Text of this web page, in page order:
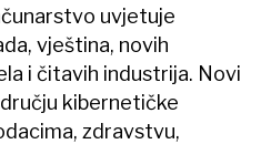
uvjetuje
vještina, novih
i čitavih industrija. Novi
kibernetičke
zdravstvu,